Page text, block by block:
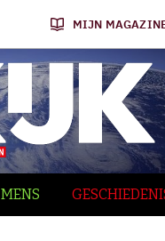
MIJN
MENS